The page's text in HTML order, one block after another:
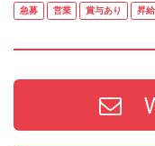
急募 営業 賞与あり 昇